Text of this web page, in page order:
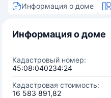
Информация о доме
Информация о доме
Кадастровый номер:
45:08:040234:24
Кадастровая стоимость:
16 583 891,82